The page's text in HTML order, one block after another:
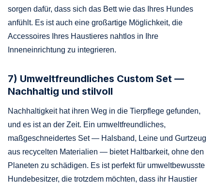
sorgen dafür, dass sich das Bett wie das Ihres Hundes
anfühlt. Es ist auch eine großartige Möglichkeit, die
Accessoires Ihres Haustieres nahtlos in Ihre
Inneneinrichtung zu integrieren.
7) Umweltfreundliches Custom Set —
Nachhaltig und stilvoll
Nachhaltigkeit hat ihren Weg in die Tierpflege gefunden,
und es ist an der Zeit. Ein umweltfreundliches,
maßgeschneidertes Set — Halsband, Leine und Gurtzeug
aus recycelten Materialien — bietet Haltbarkeit, ohne den
Planeten zu schädigen. Es ist perfekt für umweltbewusste
Hundebesitzer, die trotzdem möchten, dass ihr Haustier